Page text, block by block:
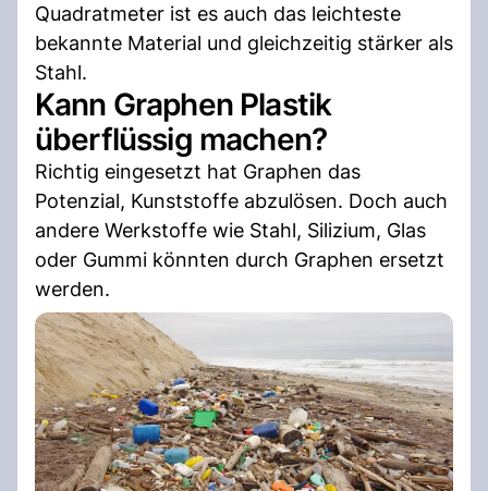
Quadratmeter ist es auch das leichteste
bekannte Material und gleichzeitig stärker als
Stahl.
Kann Graphen Plastik
überflüssig machen?
Richtig eingesetzt hat Graphen das
Potenzial, Kunststoffe abzulösen. Doch auch
andere Werkstoffe wie Stahl, Silizium, Glas
oder Gummi könnten durch Graphen ersetzt
werden.